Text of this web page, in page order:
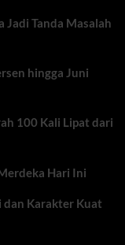
Jadi Tanda Masalah
hingga Juni
100 Kali Lipat dari
Hari Ini
dan Karakter Kuat